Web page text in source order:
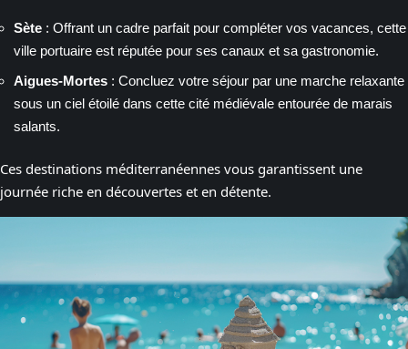
Sète : Offrant un cadre parfait pour compléter vos vacances, cette
ville portuaire est réputée pour ses canaux et sa gastronomie.
Aigues-Mortes : Concluez votre séjour par une marche relaxante
sous un ciel étoilé dans cette cité médiévale entourée de marais
salants.
Ces destinations méditerranéennes vous garantissent une
journée riche en découvertes et en détente.